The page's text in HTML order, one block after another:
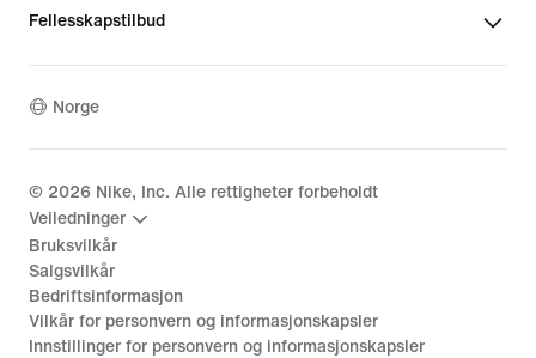
Fellesskapstilbud
Norge
© 2026 Nike, Inc. Alle rettigheter forbeholdt
Veiledninger
Bruksvilkår
Salgsvilkår
Bedriftsinformasjon
Vilkår for personvern og informasjonskapsler
Innstillinger for personvern og informasjonskapsler